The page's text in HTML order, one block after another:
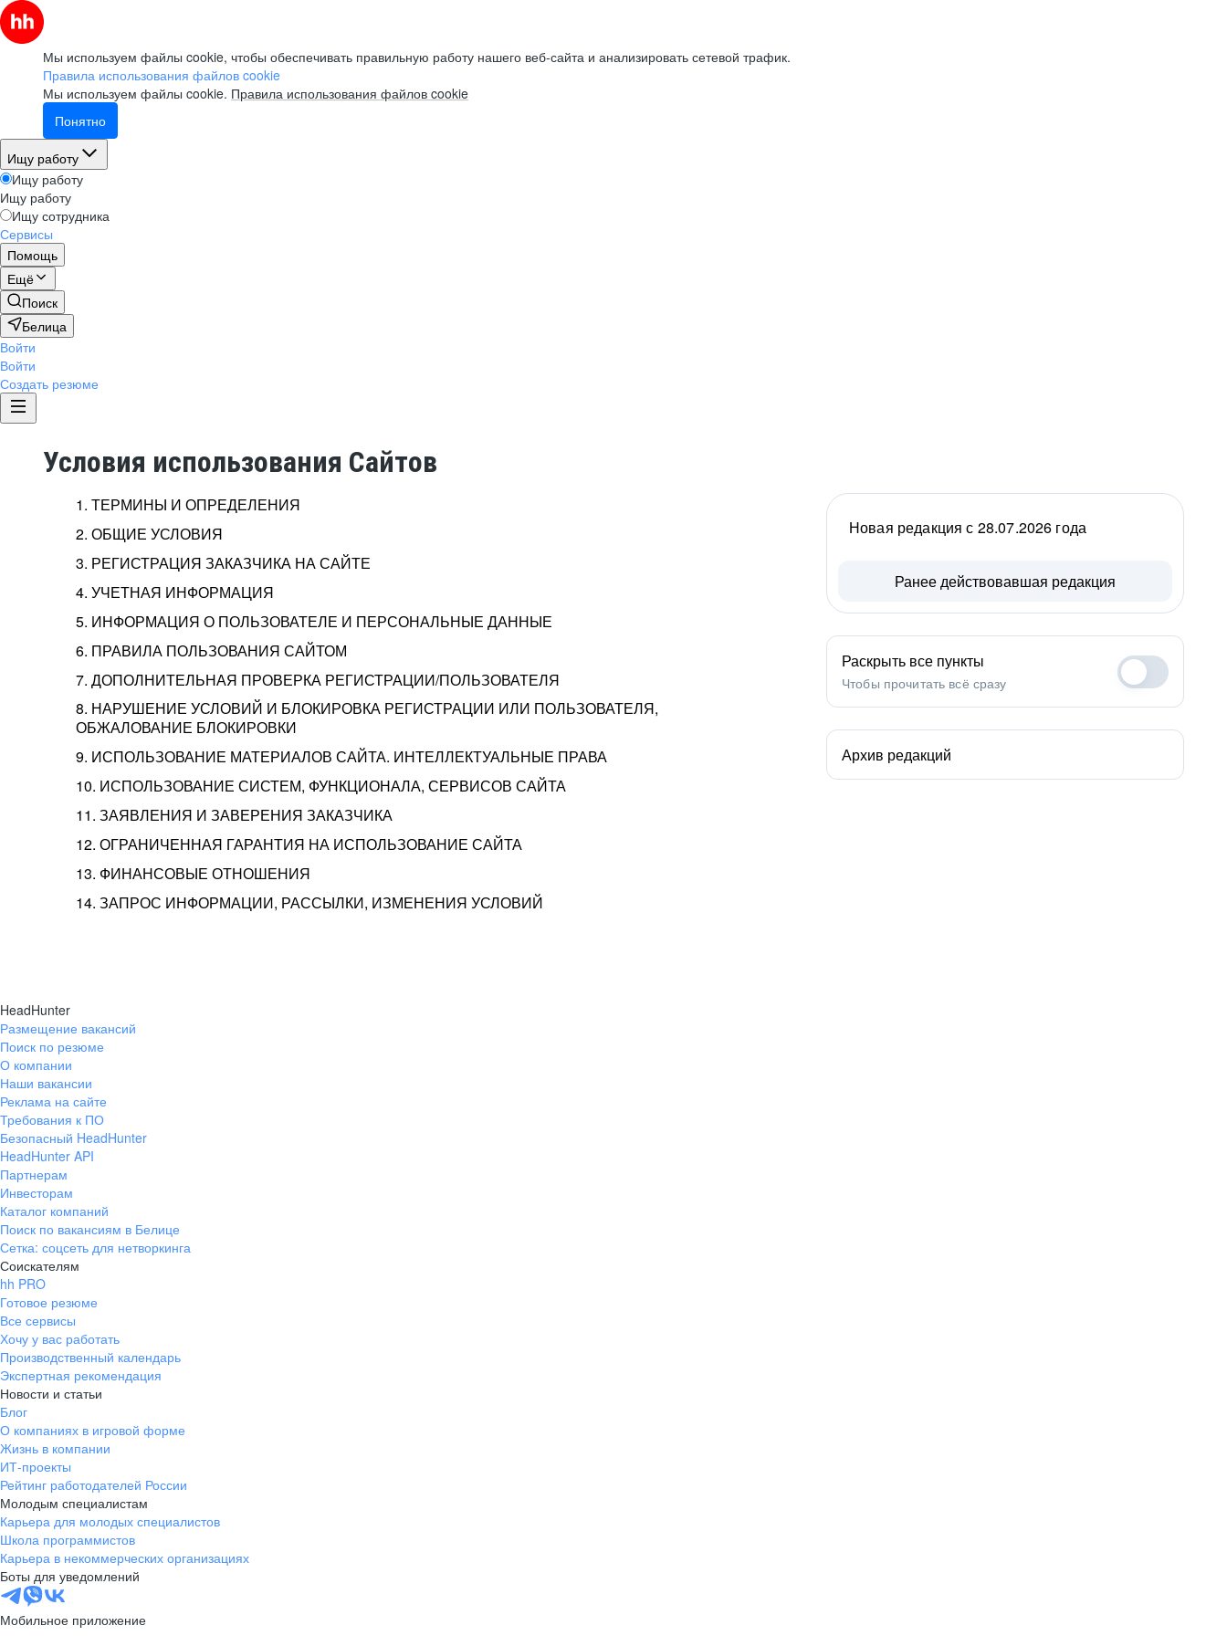
Мы используем файлы cookie, чтобы обеспечивать правильную работу нашего веб-сайта и анализировать сетевой трафик.
Правила использования файлов cookie
Мы используем файлы cookie. Правила использования файлов cookie
Понятно
Ищу работу
Ищу работу
Ищу работу
Ищу сотрудника
Сервисы
Помощь
Ещё
Поиск
Белица
Войти
Войти
Создать резюме
Условия использования Сайтов
1. ТЕРМИНЫ И ОПРЕДЕЛЕНИЯ
2. ОБЩИЕ УСЛОВИЯ
3. РЕГИСТРАЦИЯ ЗАКАЗЧИКА НА САЙТЕ
4. УЧЕТНАЯ ИНФОРМАЦИЯ
5. ИНФОРМАЦИЯ О ПОЛЬЗОВАТЕЛЕ И ПЕРСОНАЛЬНЫЕ ДАННЫЕ
6. ПРАВИЛА ПОЛЬЗОВАНИЯ САЙТОМ
7. ДОПОЛНИТЕЛЬНАЯ ПРОВЕРКА РЕГИСТРАЦИИ/ПОЛЬЗОВАТЕЛЯ
8. НАРУШЕНИЕ УСЛОВИЙ И БЛОКИРОВКА РЕГИСТРАЦИИ ИЛИ ПОЛЬЗОВАТЕЛЯ,
ОБЖАЛОВАНИЕ БЛОКИРОВКИ
9. ИСПОЛЬЗОВАНИЕ МАТЕРИАЛОВ САЙТА. ИНТЕЛЛЕКТУАЛЬНЫЕ ПРАВА
10. ИСПОЛЬЗОВАНИЕ СИСТЕМ, ФУНКЦИОНАЛА, СЕРВИСОВ САЙТА
11. ЗАЯВЛЕНИЯ И ЗАВЕРЕНИЯ ЗАКАЗЧИКА
12. ОГРАНИЧЕННАЯ ГАРАНТИЯ НА ИСПОЛЬЗОВАНИЕ САЙТА
13. ФИНАНСОВЫЕ ОТНОШЕНИЯ
14. ЗАПРОС ИНФОРМАЦИИ, РАССЫЛКИ, ИЗМЕНЕНИЯ УСЛОВИЙ
Новая редакция с 28.07.2026 года
Ранее действовавшая редакция
Раскрыть все пункты
Чтобы прочитать всё сразу
Архив редакций
HeadHunter
Размещение вакансий
Поиск по резюме
О компании
Наши вакансии
Реклама на сайте
Требования к ПО
Безопасный HeadHunter
HeadHunter API
Партнерам
Инвесторам
Каталог компаний
Поиск по вакансиям в Белице
Сетка: соцсеть для нетворкинга
Соискателям
hh PRO
Готовое резюме
Все сервисы
Хочу у вас работать
Производственный календарь
Экспертная рекомендация
Новости и статьи
Блог
О компаниях в игровой форме
Жизнь в компании
ИТ-проекты
Рейтинг работодателей России
Молодым специалистам
Карьера для молодых специалистов
Школа программистов
Карьера в некоммерческих организациях
Боты для уведомлений
Мобильное приложение